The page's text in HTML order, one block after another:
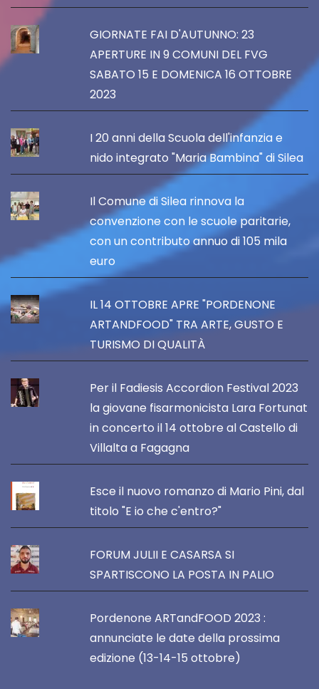
GIORNATE FAI D'AUTUNNO: 23
APERTURE IN 9 COMUNI DEL FVG
SABATO 15 E DOMENICA 16 OTTOBRE
2023
I 20 anni della Scuola dell'infanzia e
nido integrato "Maria Bambina" di Silea
Il Comune di Silea rinnova la
convenzione con le scuole paritarie,
con un contributo annuo di 105 mila
euro
IL 14 OTTOBRE APRE "PORDENONE
ARTANDFOOD" TRA ARTE, GUSTO E
TURISMO DI QUALITÀ
Per il Fadiesis Accordion Festival 2023
la giovane fisarmonicista Lara Fortunat
in concerto il 14 ottobre al Castello di
Villalta a Fagagna
Esce il nuovo romanzo di Mario Pini, dal
titolo "E io che c'entro?"
FORUM JULII E CASARSA SI
SPARTISCONO LA POSTA IN PALIO
Pordenone ARTandFOOD 2023 :
annunciate le date della prossima
edizione (13-14-15 ottobre)